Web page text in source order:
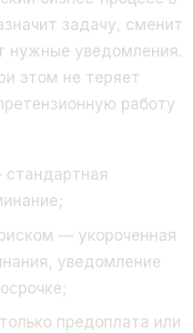
задачу, сменит
нужные уведомления.
этом не теряет
работу
— укороченная
уведомление
предоплата или